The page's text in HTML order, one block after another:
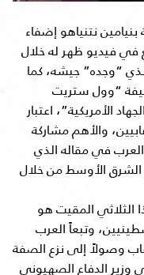
نتنياهو إضفاء
في فيديو ظهر له خلال
“وجده” جيشه، كما
“وول ستريت
الأمريكية”، اعتبار
والأهم مشاركة
في مقاله الذي
الشرق الأوسط من خلال
الثلاثي المقيت هو
وتبعاً العرب
وصولاً إلى نزع الصفة
وزير الدفاع الصهيوني